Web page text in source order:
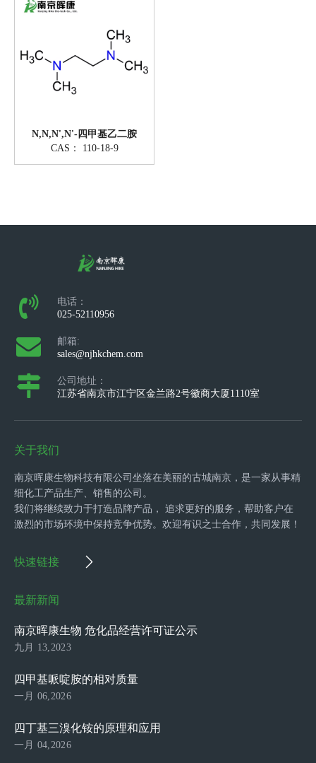
N,N,N',N'-四甲基乙二胺
CAS：
110-18-9
电话：
025-52110956
邮箱:
sales@njhkchem.com
公司地址：
江苏省南京市江宁区金兰路2号徽商大厦1110室
关于我们
南京晖康生物科技有限公司坐落在美丽的古城南京，是一家从事精
细化工产品生产、销售的公司。
我们将继续致力于打造品牌产品， 追求更好的服务，帮助客户在
激烈的市场环境中保持竞争优势。欢迎有识之士合作，共同发展！
快速链接
最新新闻
南京晖康生物 危化品经营许可证公示
九月 13,2023
四甲基哌啶胺的相对质量
一月 06,2026
四丁基三溴化铵的原理和应用
一月 04,2026